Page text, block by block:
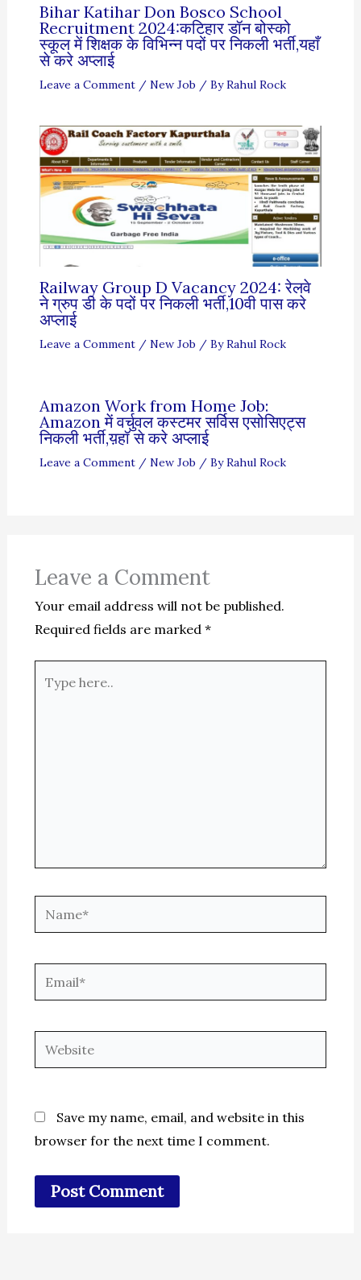
Bihar Katihar Don Bosco School
Recruitment 2024:कटिहार डॉन बोस्को
स्कूल में शिक्षक के विभिन्न पदों पर निकली भर्ती,यहाँ
से करे अप्लाई
Leave a Comment / New Job / ByRahul Rock
Railway Group D Vacancy 2024: रेलवे
ने ग्रुप डी के पदों पर निकली भर्ती,10वी पास करे
अप्लाई
Leave a Comment / New Job / ByRahul Rock
Amazon Work from Home Job:
Amazon में वर्चुवल कस्टमर सर्विस एसोसिएट्स
निकली भर्ती,य़हॉ से करे अप्लाई
Leave a Comment / New Job / ByRahul Rock
Leave a Comment
Your email address will not be published.
Required fields are marked *
here..
Website
Save my name, email, and website in this
browser for the next time I comment.